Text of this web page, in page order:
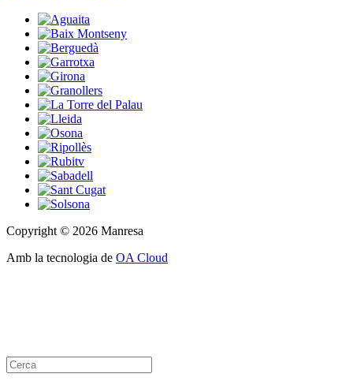
Copyright © 2026 Manresa
Amb la tecnologia de OA Cloud